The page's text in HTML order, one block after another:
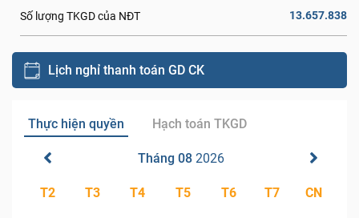
Số lượng TKGD của NĐT 13.657.838
Lịch nghỉ thanh toán GD CK
Thực hiện quyền Hạch toán TKGD
Tháng 08 2026
T2 T3 T4 T5 T6 T7 CN